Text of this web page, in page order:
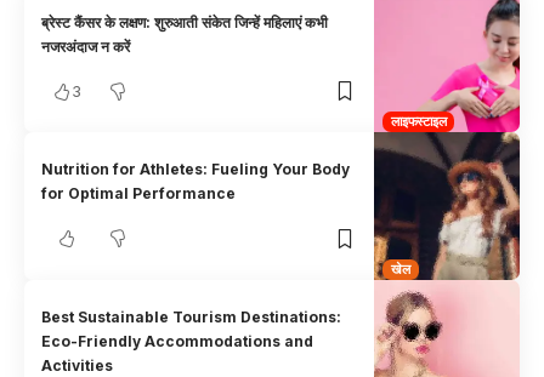
लाइफस्टाइल
ब्रेस्ट कैंसर के लक्षण: शुरुआती संकेत जिन्हें महिलाएं कभी
नजरअंदाज न करें
3
खेल
Nutrition for Athletes: Fueling Your Body
for Optimal Performance
Best Sustainable Tourism Destinations:
Eco-Friendly Accommodations and
Activities